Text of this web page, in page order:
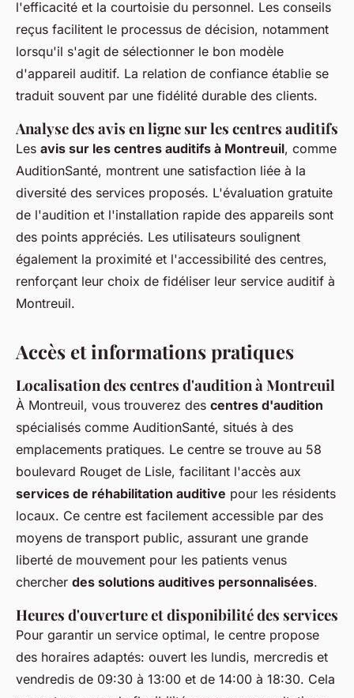
l'efficacité et la courtoisie du personnel. Les conseils
reçus facilitent le processus de décision, notamment
lorsqu'il s'agit de sélectionner le bon modèle
d'appareil auditif. La relation de confiance établie se
traduit souvent par une fidélité durable des clients.
Analyse des avis en ligne sur les centres auditifs
Les avis sur les centres auditifs à Montreuil, comme
AuditionSanté, montrent une satisfaction liée à la
diversité des services proposés. L'évaluation gratuite
de l'audition et l'installation rapide des appareils sont
des points appréciés. Les utilisateurs soulignent
également la proximité et l'accessibilité des centres,
renforçant leur choix de fidéliser leur service auditif à
Montreuil.
Accès et informations pratiques
Localisation des centres d'audition à Montreuil
À Montreuil, vous trouverez des centres d'audition
spécialisés comme AuditionSanté, situés à des
emplacements pratiques. Le centre se trouve au 58
boulevard Rouget de Lisle, facilitant l'accès aux
services de réhabilitation auditive pour les résidents
locaux. Ce centre est facilement accessible par des
moyens de transport public, assurant une grande
liberté de mouvement pour les patients venus
chercher des solutions auditives personnalisées.
Heures d'ouverture et disponibilité des services
Pour garantir un service optimal, le centre propose
des horaires adaptés: ouvert les lundis, mercredis et
vendredis de 09:30 à 13:00 et de 14:00 à 18:30. Cela